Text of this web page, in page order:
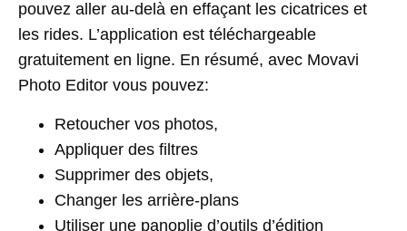
pouvez aller au-delà en effaçant les cicatrices et
les rides. L’application est téléchargeable
gratuitement en ligne. En résumé, avec Movavi
Photo Editor vous pouvez:
Retoucher vos photos,
Appliquer des filtres
Supprimer des objets,
Changer les arrière-plans
Utiliser une panoplie d’outils d’édition